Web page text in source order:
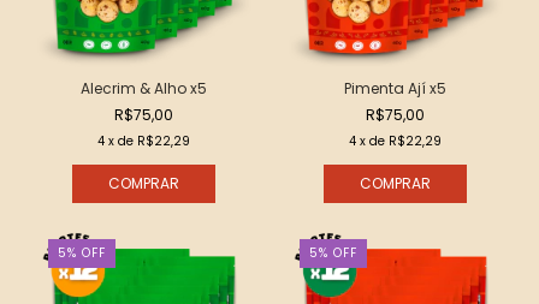
Alecrim & Alho x5
R$75,00
4 x de R$22,29
Pimenta Ají x5
R$75,00
4 x de R$22,29
5% OFF 5% OFF